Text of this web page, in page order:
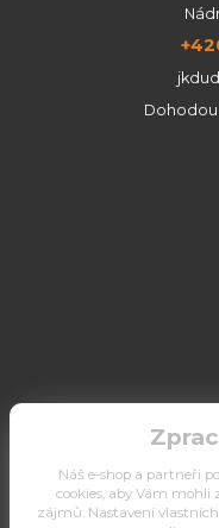
Náš e-shop a partneři
cookies, aby Vám mohli
zájmů. Nastavení